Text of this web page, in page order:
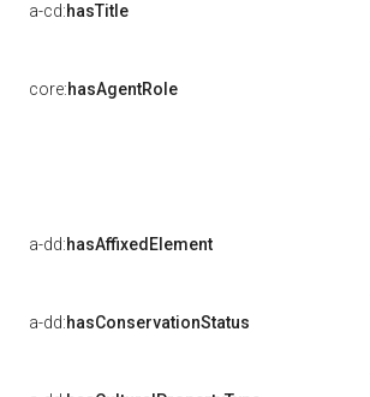
a-cd:hasTitle
core:hasAgentRole
a-dd:hasAffixedElement
a-dd:hasConservationStatus